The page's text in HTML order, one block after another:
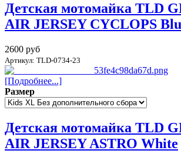
Детская мотомайка TLD
AIR JERSEY CYCLOPS
2600 руб
Артикул: TLD-0734-23
[Подробнее...]
Размер
Детская мотомайка TLD
AIR JERSEY ASTRO White